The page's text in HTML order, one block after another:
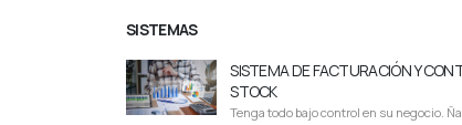
SISTEMAS
SISTEMA DE FACTURACIÓN Y
STOCK
Tenga todo bajo control en su negocio.